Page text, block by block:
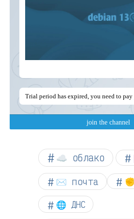
☁︎ облако
✉️ почта
🌐 ДНС